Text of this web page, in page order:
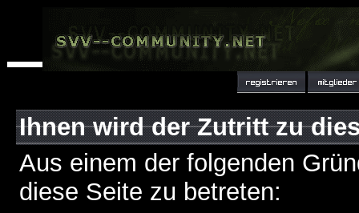
Ihnen wird der Zutritt zu
Aus einem der folgenden
diese Seite zu betreten: